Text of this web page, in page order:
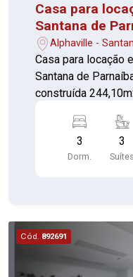
Casa para locação - 3
Santana de Parnaiba -
morar
Alphaville -
Casa para locação
Santana de
construída
simplicidade e muito verde. 3
de lazer ou atelier área gourmet piscina Obs.: não
Área de esportes,
Ponto de ônibus ,
frente à portaria.
3
Dorm.
3
Suítes
Cód. 892691